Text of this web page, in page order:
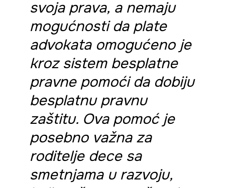
svoja prava, a nemaju
mogućnosti da plate
advokata omogućeno je
kroz sistem besplatne
pravne pomoći da dobiju
besplatnu pravnu
zaštitu. Ova pomoć je
posebno važna za
roditelje dece sa
smetnjama u razvoju,